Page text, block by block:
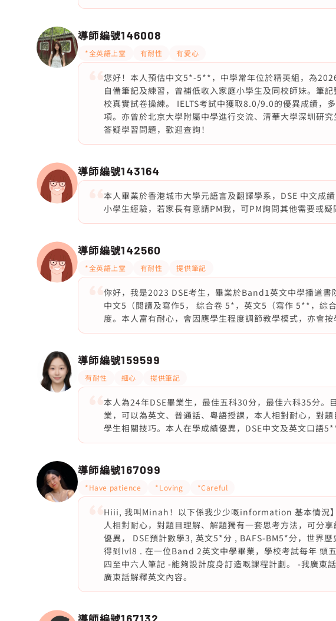
導師編號146008
*全英語上堂 有耐性 有愛心
您好！本人預估中文5*-5**，中學常年位於精英組，為
自備筆記及練習，曾補低收入家庭小學生及同校師妹。筆
校真實試卷操練。 IELTS考試中獲取8.0/9.0的優異成績，
項。亦曾於北京大學附屬中學進行交流、清華大學深圳研
答疑學習問題，歡迎查詢！
導師編號143164
本人畢業於香港城市大學元語言及翻譯學系，DSE 中文
小學生經驗，若家長有意請PM我，可PM詢問其他需要或疑
導師編號142560
*全英語上堂 有耐性 提供筆記
你好，我是2023 DSE考生，畢業於Band1英文中學播道書
中文5（閱讀及寫作5， 綜合卷 5*，英文5（寫作 5**，
度。本人富有耐心，會因應學生程度調節教學模式，亦會按
導師編號159599
有耐性 細心 提供筆記
本人為24年DSE畢業生，最佳五科30分，最佳六科35分。
業，可以為英文、普通話、粵語授課，本人相對耐心，對
學生相關技巧。本人在學成績優異，DSE中文及英文口語
導師編號167099
*Have patience *Loving *Careful
Hiii, 我叫Minah！以下係我少少嘅information 基本情況
人相對耐心，對題目理解、解題獨有一套思考方法，可分
優異， DSE預計數學3, 英文5*分 , BAFS-BM5*分，世界
得到lvl8 . 在一位Band 2英文中學畢業，學校考試每年 頭
四至中六人筆記 -能夠設計度身訂造嘅課程計劃。 -我廣東
廣東話解釋英文內容。